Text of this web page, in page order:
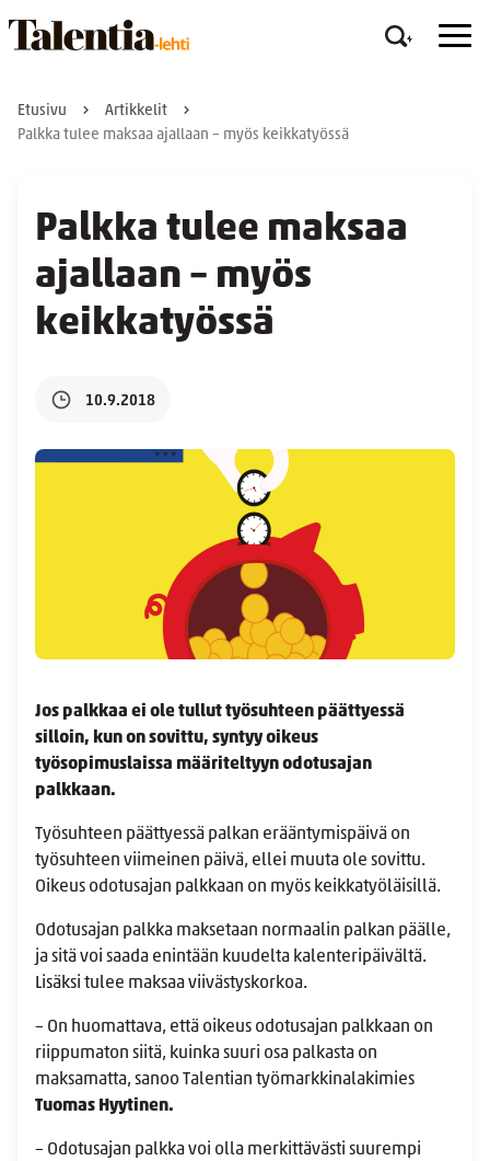
Etusivu
Artikkelit
Palkka tulee maksaa ajallaan – myös keikkatyössä
Palkka tulee maksaa
ajallaan – myös
keikkatyössä
10.9.2018
Jos palkkaa ei ole tullut työsuhteen päättyessä
silloin, kun on sovittu, syntyy oikeus
työsopimuslaissa määriteltyyn odotusajan
palkkaan.
Työsuhteen päättyessä palkan erääntymispäivä on
työsuhteen viimeinen päivä, ellei muuta ole sovittu.
Oikeus odotusajan palkkaan on myös keikkatyöläisillä.
Odotusajan palkka maksetaan normaalin palkan päälle,
ja sitä voi saada enintään kuudelta kalenteripäivältä.
Lisäksi tulee maksaa viivästyskorkoa.
– On huomattava, että oikeus odotusajan palkkaan on
riippumaton siitä, kuinka suuri osa palkasta on
maksamatta, sanoo Talentian työmarkkinalakimies
Tuomas Hyytinen.
– Odotusajan palkka voi olla merkittävästi suurempi